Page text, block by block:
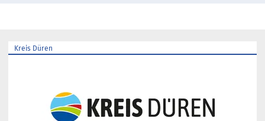
Kreis Düren